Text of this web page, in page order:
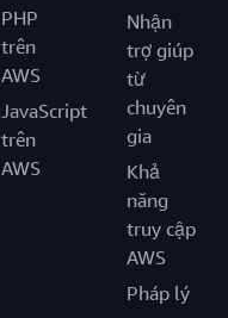
PHP
trên
AWS
JavaScript
trên
AWS
Nhận
trợ giúp
từ
chuyên
gia
Khả
năng
truy cập
AWS
Pháp lý